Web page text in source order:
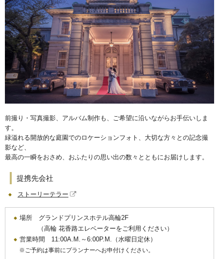
前撮り・写真撮影、アルバム制作も、ご希望に沿いながらお手伝いしま
す。
緑溢れる開放的な庭園でのロケーションフォト、大切な方々との記念撮
影など、
最高の一瞬をおさめ、おふたりの思い出の数々とともにお届けします。
提携先会社
ストーリーテラー
場所 グランドプリンスホテル高輪2F
（高輪 花香路エレベーターをご利用ください）
営業時間 11:00A.M.～6:00P.M.（水曜日定休）
ご予約は事前にプランナーへお申付けください。